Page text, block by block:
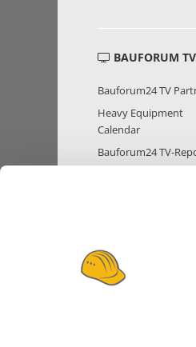
BAUFORUM TV
Bauforum24 TV
Heavy Equipment
Calendar
Bauforum24 TV-